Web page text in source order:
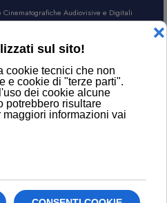
Audiovisive e Digitali
CERCA